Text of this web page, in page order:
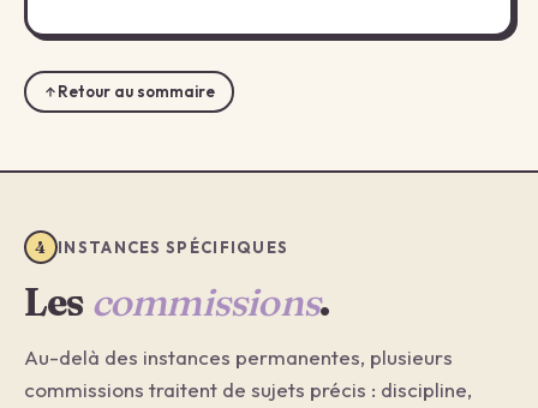
Retour au sommaire
4 INSTANCES SPÉCIFIQUES
Les commissions.
Au-delà des instances permanentes, plusieurs
commissions traitent de sujets précis : discipline,